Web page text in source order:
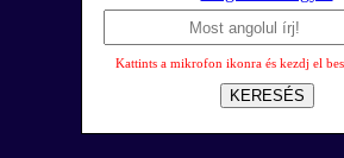
Kattints a mikrofon ikonra és kezdj el
KERESÉS